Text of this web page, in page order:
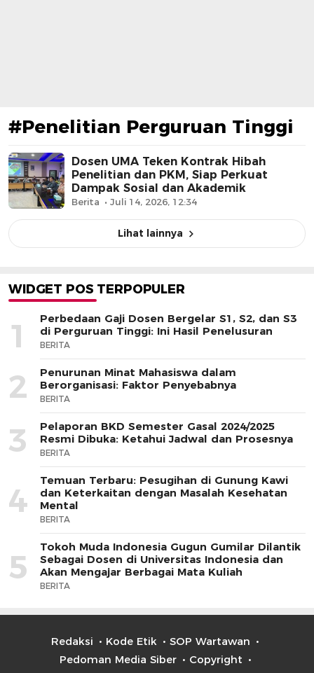
#Penelitian Perguruan Tinggi
Dosen UMA Teken Kontrak Hibah
Penelitian dan PKM, Siap Perkuat
Dampak Sosial dan Akademik
Berita Juli 14, 2026, 12:34
Lihat lainnya
WIDGET POS TERPOPULER
1
Perbedaan Gaji Dosen Bergelar S1, S2, dan S3
di Perguruan Tinggi: Ini Hasil Penelusuran
BERITA
2
Penurunan Minat Mahasiswa dalam
Berorganisasi: Faktor Penyebabnya
BERITA
3
Pelaporan BKD Semester Gasal 2024/2025
Resmi Dibuka: Ketahui Jadwal dan Prosesnya
BERITA
4
Temuan Terbaru: Pesugihan di Gunung Kawi
dan Keterkaitan dengan Masalah Kesehatan
Mental
BERITA
5
Tokoh Muda Indonesia Gugun Gumilar Dilantik
Sebagai Dosen di Universitas Indonesia dan
Akan Mengajar Berbagai Mata Kuliah
BERITA
Redaksi Kode Etik
SOP Wartawan
Pedoman Media Siber
Copyright